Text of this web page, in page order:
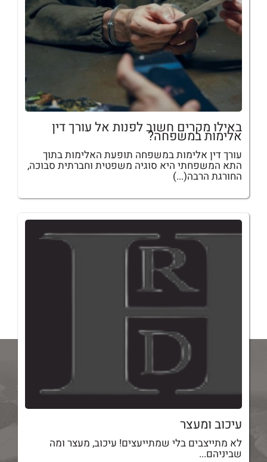
באילו מקרים חשוב לפנות אל עורך דין
אלימות במשפחה?
עורך דין אלימות במשפחה תופעת האלימות בתוך
התא המשפחתי היא סוגיה משפטית וחברתית סבוכה,
החורגת הרבה(...)
עיכוב ומעצר
לא מתייצבים בלי שמתייעצים! עיכוב, מעצר ומה
שביניהם...